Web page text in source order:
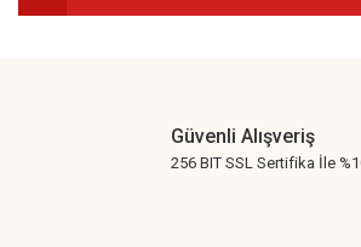
Güvenli Alışveriş
256 BIT SSL Sertifika İle